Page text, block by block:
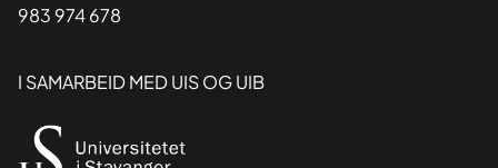
983 974 678
I SAMARBEID MED UIS OG UIB